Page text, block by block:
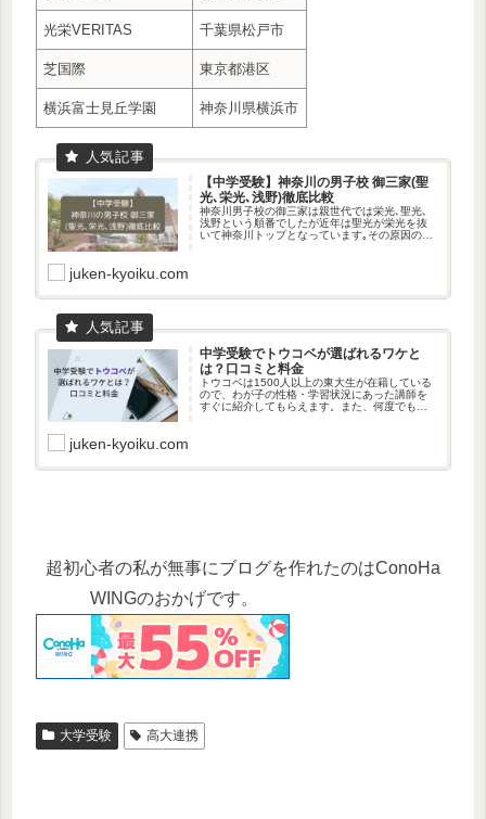
光栄VERITAS 千葉県松戸市
芝国際 東京都港区
横浜富士見丘学園 神奈川県横浜市
【中学受験】神奈川の男子校 御三家(聖
光､栄光､浅野)徹底比較
神奈川男子校の御三家は親世代では栄光､聖光､
浅野という順番でしたが近年は聖光が栄光を抜
いて神奈川トップとなっています｡その原因の一
juken-kyoiku.com
中学受験でトウコベが選ばれるワケと
は？口コミと料金
トウコベは1500人以上の東大生が在籍している
ので、わが子の性格・学習状況にあった講師を
すぐに紹介してもらえます。また、何度でも無
juken-kyoiku.com
超初心者の私が無事にブログを作れたのはConoHa
WINGのおかげです。
大学受験 高大連携